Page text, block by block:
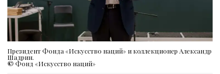
Президент Фонда «Искусство наций» и коллекционер Александр
Шадрин.
© Фонд «Искусство наций»